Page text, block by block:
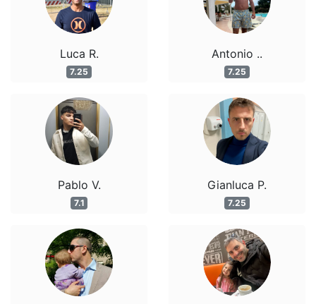
Luca R.
7.25
Pablo V.
7.1
Antonio ..
7.25
Gianluca P.
7.25